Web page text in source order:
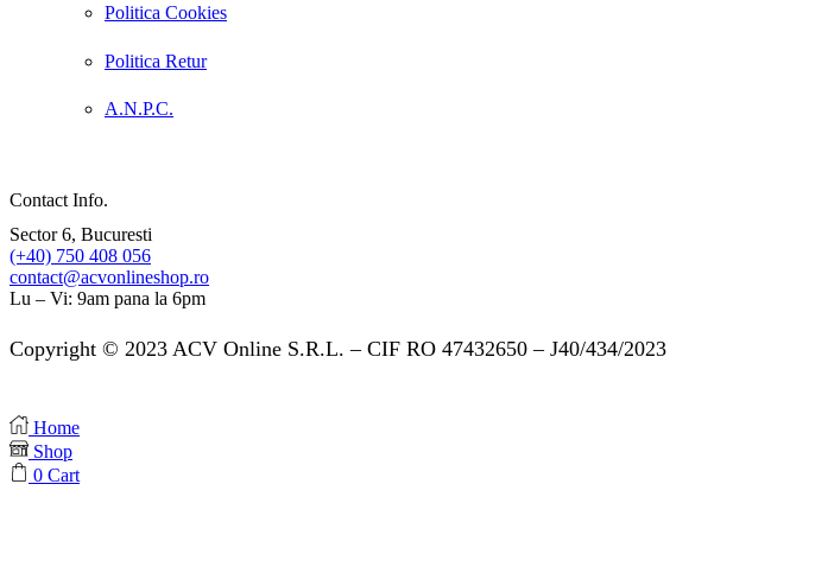
Politica Cookies
Politica Retur
A.N.P.C.
Contact Info.
Sector 6, Bucuresti
(+40) 750 408 056
contact@acvonlineshop.ro
Lu – Vi: 9am pana la 6pm
Copyright © 2023 ACV Online S.R.L. – CIF RO 47432650 – J40/434/2023
Home
Shop
0 Cart